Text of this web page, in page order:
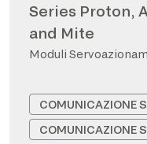
Series Proton,
and Mite
Moduli
COMUNICAZIONE
COMUNICAZIONE